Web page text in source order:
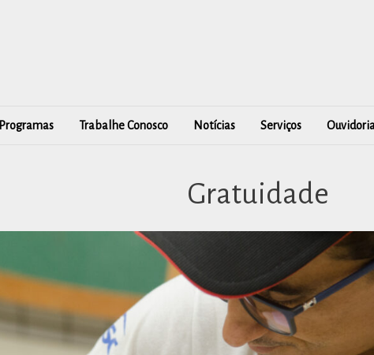
Programas Trabalhe Conosco Notícias Serviços
Gratuidade